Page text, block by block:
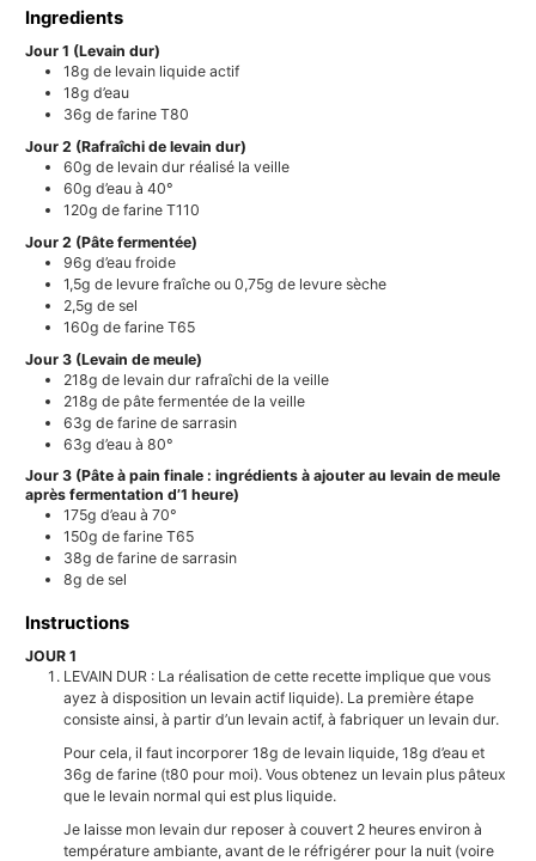
Ingredients
Jour 1 (Levain dur)
18g de levain liquide actif
18g d’eau
36g de farine T80
Jour 2 (Rafraîchi de levain dur)
60g de levain dur réalisé la veille
60g d’eau à 40°
120g de farine T110
Jour 2 (Pâte fermentée)
96g d’eau froide
1,5g de levure fraîche ou 0,75g de levure sèche
2,5gde sel
160g de farine T65
Jour 3 (Levain de meule)
218g de levain dur rafraîchi de la veille
218g de pâte fermentée de la veille
63g de farine de sarrasin
63g d’eau à 80°
Jour 3 (Pâte à pain finale : ingrédients à ajouter au levain de meule
après fermentation d’1 heure)
175g d’eau à 70°
150g de farine T65
38g de farine de sarrasin
8g de sel
Instructions
JOUR 1
LEVAIN DUR : La réalisation de cette recette implique que vous
ayez à disposition un levain actif liquide). La première étape
consiste ainsi, à partir d’un levain actif, à fabriquer un levain dur.
Pour cela, il faut incorporer 18g de levain liquide, 18g d’eau et
36g de farine (t80 pour moi). Vous obtenez un levain plus pâteux
que le levain normal qui est plus liquide.
Je laisse mon levain dur reposer à couvert 2 heures environ à
température ambiante, avant de le réfrigérer pour la nuit (voire